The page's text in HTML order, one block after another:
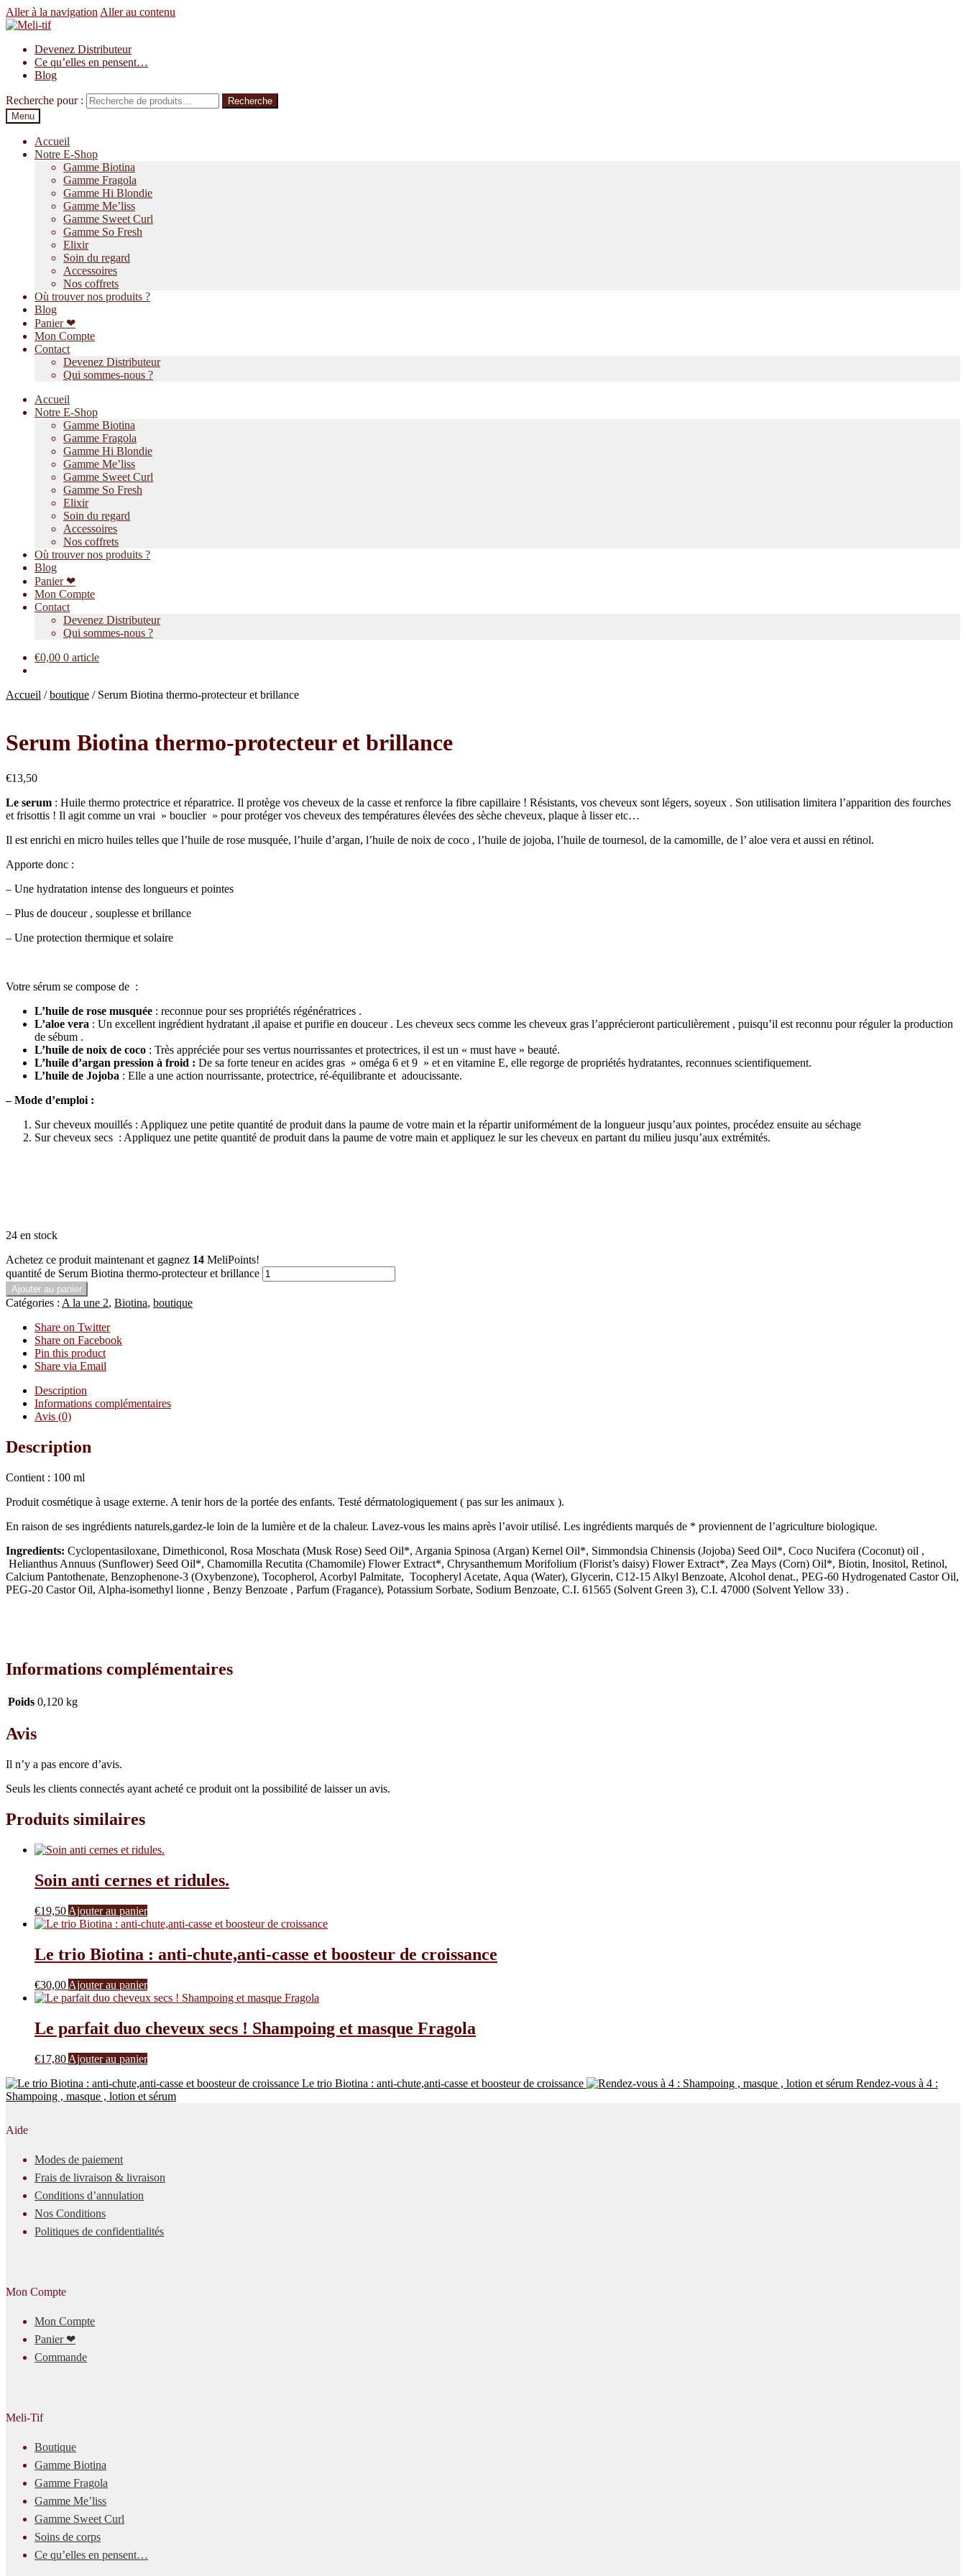
Aller à la navigation Aller au contenu
Devenez Distributeur
Ce qu’elles en pensent…
Blog
Recherche pour :
Recherche
Menu
Accueil
Notre E-Shop
Gamme Biotina
Gamme Fragola
Gamme Hi Blondie
Gamme Me’liss
Gamme Sweet Curl
Gamme So Fresh
Elixir
Soin du regard
Accessoires
Nos coffrets
Où trouver nos produits ?
Blog
Panier ❤
Mon Compte
Contact
Devenez Distributeur
Qui sommes-nous ?
Accueil
Notre E-Shop
Gamme Biotina
Gamme Fragola
Gamme Hi Blondie
Gamme Me’liss
Gamme Sweet Curl
Gamme So Fresh
Elixir
Soin du regard
Accessoires
Nos coffrets
Où trouver nos produits ?
Blog
Panier ❤
Mon Compte
Contact
Devenez Distributeur
Qui sommes-nous ?
€0,00 0 article
Accueil /boutique / Serum Biotina thermo-protecteur et brillance
Serum Biotina thermo-protecteur et brillance
€13,50
Le serum : Huile thermo protectrice et réparatrice. Il protège vos cheveux de la casse et renforce la fibre capillaire ! Résistants, vos cheveux sont légers, soyeux . Son utilisation limitera l’apparition des fourches
et frisottis ! Il agit comme un vrai » bouclier » pour protéger vos cheveux des températures élevées des sèche cheveux, plaque à lisser etc…
Il est enrichi en micro huiles telles que l’huile de rose musquée, l’huile d’argan, l’huile de noix de coco , l’huile de jojoba, l’huile de tournesol, de la camomille, de l’ aloe vera et aussi en rétinol.
Apporte donc :
– Une hydratation intense des longueurs et pointes
– Plus de douceur , souplesse et brillance
– Une protection thermique et solaire
Votre sérum se compose de :
L’huile de rose musquée : reconnue pour ses propriétés régénératrices .
L’aloe vera : Un excellent ingrédient hydratant ,il apaise et purifie en douceur . Les cheveux secs comme les cheveux gras l’apprécieront particulièrement , puisqu’il est reconnu pour réguler la production
de sébum .
L’huile de noix de coco : Très appréciée pour ses vertus nourrissantes et protectrices, il est un « must have » beauté.
L’huile d’argan pression à froid : De sa forte teneur en acides gras » oméga 6 et 9 » et en vitamine E, elle regorge de propriétés hydratantes, reconnues scientifiquement.
L’huile de Jojoba : Elle a une action nourrissante, protectrice, ré-équilibrante et adoucissante.
– Mode d’emploi :
Sur cheveux mouillés : Appliquez une petite quantité de produit dans la paume de votre main et la répartir uniformément de la longueur jusqu’aux pointes, procédez ensuite au séchage
Sur cheveux secs : Appliquez une petite quantité de produit dans la paume de votre main et appliquez le sur les cheveux en partant du milieu jusqu’aux extrémités.
24 en stock
Achetez ce produit maintenant et gagnez 14 MeliPoints!
quantité de Serum Biotina thermo-protecteur et brillance
Ajouter au panier
Catégories : A la une 2, Biotina, boutique
Share on Twitter
Share on Facebook
Pin this product
Share via Email
Description
Informations complémentaires
Avis (0)
Description
Contient : 100 ml
Produit cosmétique à usage externe. A tenir hors de la portée des enfants. Testé dérmatologiquement ( pas sur les animaux ).
En raison de ses ingrédients naturels,gardez-le loin de la lumière et de la chaleur. Lavez-vous les mains après l’avoir utilisé. Les ingrédients marqués de * proviennent de l’agriculture biologique.
Ingredients: Cyclopentasiloxane, Dimethiconol, Rosa Moschata (Musk Rose) Seed Oil*, Argania Spinosa (Argan) Kernel Oil*, Simmondsia Chinensis (Jojoba) Seed Oil*, Coco Nucifera (Coconut) oil ,
Helianthus Annuus (Sunflower) Seed Oil*, Chamomilla Recutita (Chamomile) Flower Extract*, Chrysanthemum Morifolium (Florist’s daisy) Flower Extract*, Zea Mays (Corn) Oil*, Biotin, Inositol, Retinol,
Calcium Pantothenate, Benzophenone-3 (Oxybenzone), Tocopherol, Acorbyl Palmitate, Tocopheryl Acetate, Aqua (Water), Glycerin, C12-15 Alkyl Benzoate, Alcohol denat., PEG-60 Hydrogenated Castor Oil,
PEG-20 Castor Oil, Alpha-isomethyl lionne , Benzy Benzoate , Parfum (Fragance), Potassium Sorbate, Sodium Benzoate, C.I. 61565 (Solvent Green 3), C.I. 47000 (Solvent Yellow 33) .
Informations complémentaires
Poids 0,120 kg
Avis
Il n’y a pas encore d’avis.
Seuls les clients connectés ayant acheté ce produit ont la possibilité de laisser un avis.
Produits similaires
Soin anti cernes et ridules.
€19,50 Ajouter au panier
Le trio Biotina : anti-chute,anti-casse et boosteur de croissance
€30,00 Ajouter au panier
Le parfait duo cheveux secs ! Shampoing et masque Fragola
€17,80 Ajouter au panier
Le trio Biotina : anti-chute,anti-casse et boosteur de croissance
Rendez-vous à 4 :
Shampoing , masque , lotion et sérum
Aide
Modes de paiement
Frais de livraison & livraison
Conditions d’annulation
Nos Conditions
Politiques de confidentialités
Mon Compte
Mon Compte
Panier ❤
Commande
Meli-Tif
Boutique
Gamme Biotina
Gamme Fragola
Gamme Me’liss
Gamme Sweet Curl
Soins de corps
Ce qu’elles en pensent…